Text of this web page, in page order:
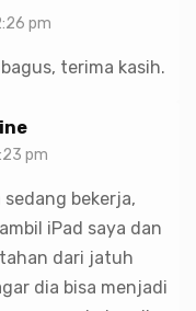
pm
terima kasih.
pm
bekerja,
iPad saya dan
dari jatuh
dia bisa menjadi